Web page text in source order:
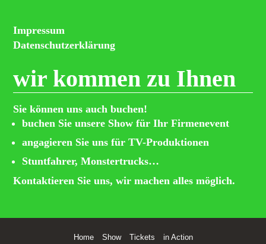
Impressum
Datenschutzerklärung
wir kommen zu Ihnen
Sie können uns auch buchen!
buchen Sie unsere Show für Ihr Firmenevent
angagieren Sie uns für TV-Produktionen
Stuntfahrer, Monstertrucks…
Kontaktieren Sie uns, wir machen alles möglich.
Home Show Tickets in Action